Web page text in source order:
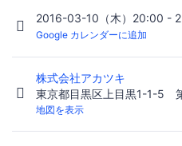
2016-03-10（木）20:00 -
Google カレンダーに追加
株式会社アカツキ
東京都目黒区上目黒1-1-5
地図を表示